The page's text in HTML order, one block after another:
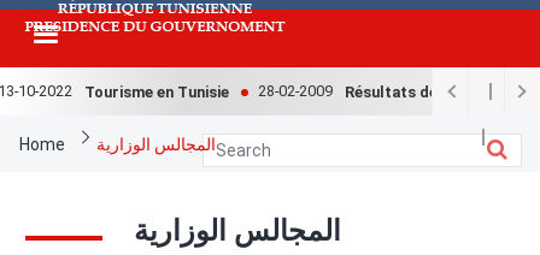
10-2022 Tourisme en Tunisie 28-02-2009 Résultats de l'enquête
Breadcrumb
Home المجالس الوزارية
المجالس الوزارية